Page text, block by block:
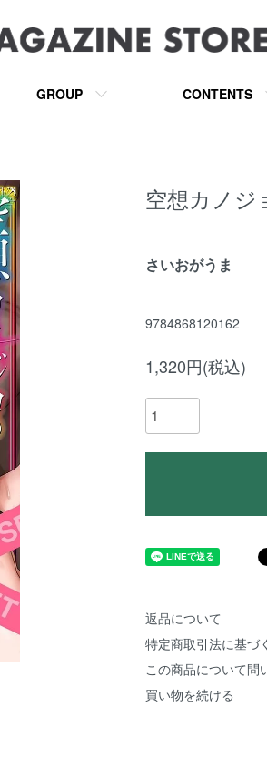
GROUP CONTENTS
空想カノジ
さいおがうま
9784868120162
1,320円(税込)
返品について
特定商取引法に基づ
この商品について問
買い物を続ける